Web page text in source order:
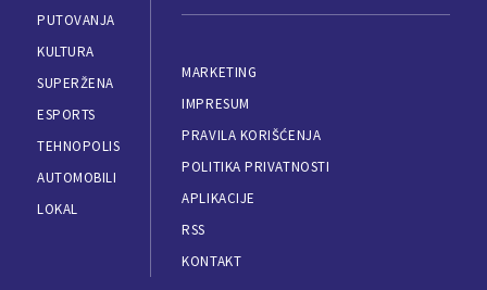
PUTOVANJA
KULTURA
SUPERŽENA
ESPORTS
TEHNOPOLIS
AUTOMOBILI
LOKAL
MARKETING
IMPRESUM
PRAVILA KORIŠĆENJA
POLITIKA PRIVATNOSTI
APLIKACIJE
RSS
KONTAKT